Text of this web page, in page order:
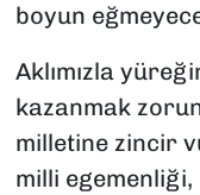
boyun
Aklımızla
kazanmak
milletine zincir
milli